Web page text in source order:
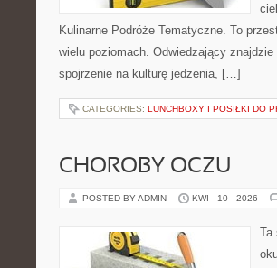
Kulinarne Podróże Tematyczne. To
wielu poziomach. Odwiedzający
spojrzenie na kulturę jedzenia, […]
CATEGORIES: LUNCHBOXY I POSIŁKI DO
CHOROBY OCZU
POSTED BY ADMIN KWI - 10 - 2026
Ta